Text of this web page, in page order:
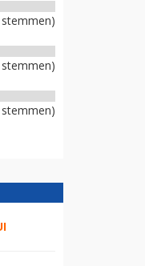
stemmen)
stemmen)